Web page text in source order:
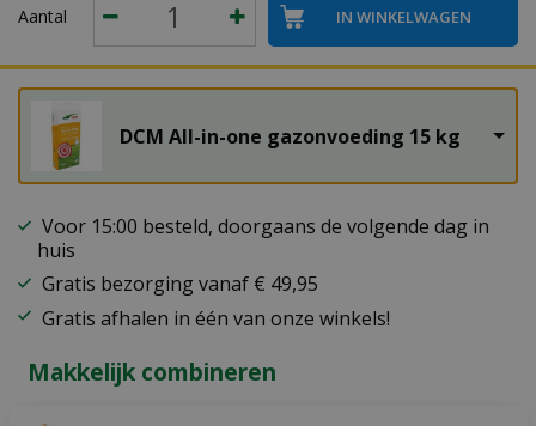
Aantal
DCM All-in-one gazonvoeding 15 kg
Voor 15:00 besteld, doorgaans de volgende dag in
huis
Gratis bezorging vanaf € 49,95
Gratis afhalen in één van onze winkels!
Makkelijk combineren